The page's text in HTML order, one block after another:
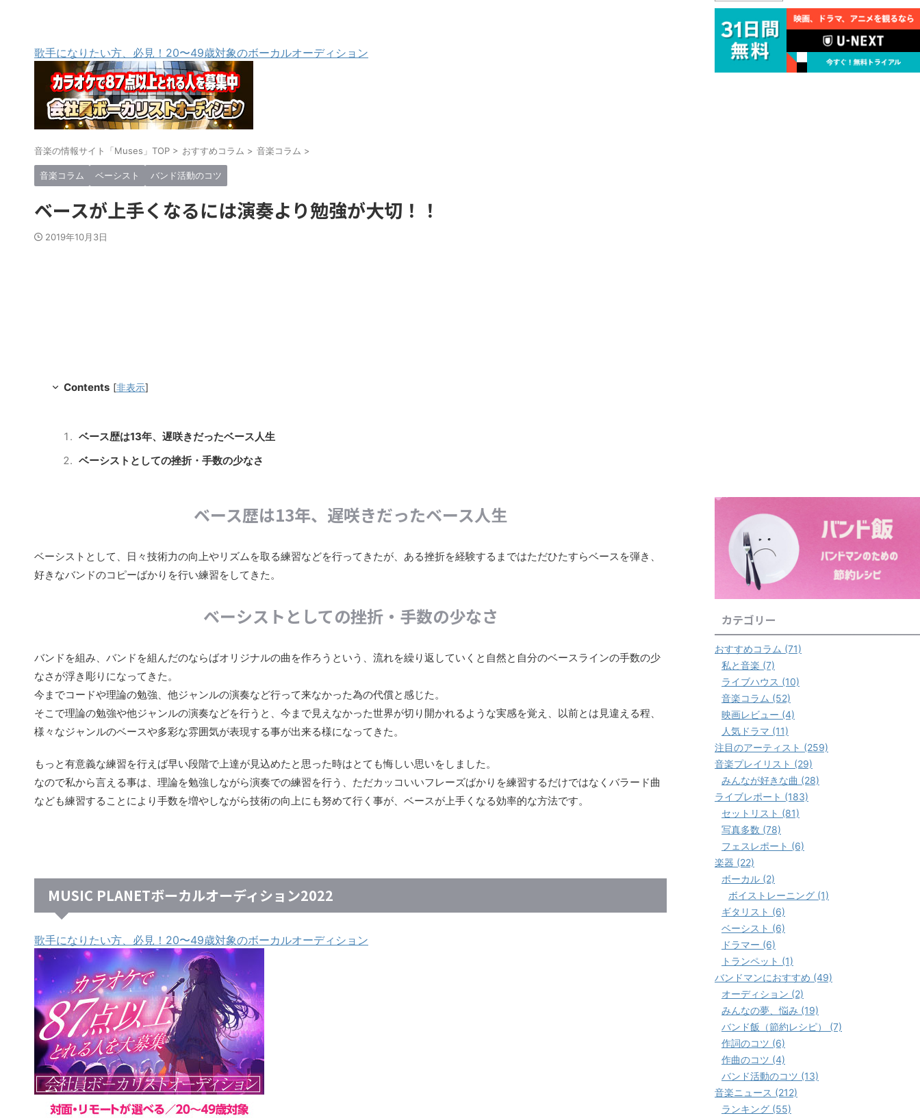
歌手になりたい方、必見！20〜49歳対象のボーカルオーディション
音楽の情報サイト「Muses」TOP > おすすめコラム > 音楽コラム >
音楽コラム ベーシスト バンド活動のコツ
ベースが上手くなるには演奏より勉強が大切！！
2019年10月3日
Contents [非表示]
ベース歴は13年、遅咲きだったベース人生
ベーシストとしての挫折・手数の少なさ
ベース歴は13年、遅咲きだったベース人生
ベーシストとして、日々技術力の向上やリズムを取る練習などを行ってきたが、ある挫折を経験するまではただひたすらベースを弾き、
好きなバンドのコピーばかりを行い練習をしてきた。
ベーシストとしての挫折・手数の少なさ
バンドを組み、バンドを組んだのならばオリジナルの曲を作ろうという、流れを繰り返していくと自然と自分のベースラインの手数の少
なさが浮き彫りになってきた。
今までコードや理論の勉強、他ジャンルの演奏など行って来なかった為の代償と感じた。
そこで理論の勉強や他ジャンルの演奏などを行うと、今まで見えなかった世界が切り開かれるような実感を覚え、以前とは見違える程、
様々なジャンルのベースや多彩な雰囲気が表現する事が出来る様になってきた。
もっと有意義な練習を行えば早い段階で上達が見込めたと思った時はとても悔しい思いをしました。
なので私から言える事は、理論を勉強しながら演奏での練習を行う、ただカッコいいフレーズばかりを練習するだけではなくバラード曲
なども練習することにより手数を増やしながら技術の向上にも努めて行く事が、ベースが上手くなる効率的な方法です。
MUSIC PLANETボーカルオーディション2022
歌手になりたい方、必見！20〜49歳対象のボーカルオーディション
カテゴリー
おすすめコラム (71)
私と音楽 (7)
ライブハウス (10)
音楽コラム (52)
映画レビュー (4)
人気ドラマ (11)
注目のアーティスト (259)
音楽プレイリスト (29)
みんなが好きな曲 (28)
ライブレポート (183)
セットリスト (81)
写真多数 (78)
フェスレポート (6)
楽器 (22)
ボーカル (2)
ボイストレーニング (1)
ギタリスト (6)
ベーシスト (6)
ドラマー (6)
トランペット (1)
バンドマンにおすすめ (49)
オーディション (2)
みんなの夢、悩み (19)
バンド飯（節約レシピ） (7)
作詞のコツ (6)
作曲のコツ (4)
バンド活動のコツ (13)
音楽ニュース (212)
ランキング (55)